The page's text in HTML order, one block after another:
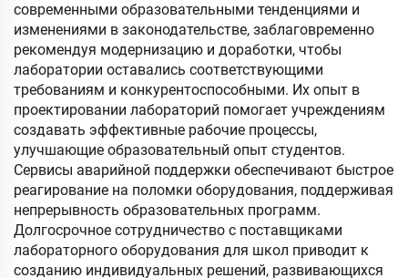
современными образовательными тенденциями и
изменениями в законодательстве, заблаговременно
рекомендуя модернизацию и доработки, чтобы
лаборатории оставались соответствующими
требованиям и конкурентоспособными. Их опыт в
проектировании лабораторий помогает учреждениям
создавать эффективные рабочие процессы,
улучшающие образовательный опыт студентов.
Сервисы аварийной поддержки обеспечивают быстрое
реагирование на поломки оборудования, поддерживая
непрерывность образовательных программ.
Долгосрочное сотрудничество с поставщиками
лабораторного оборудования для школ приводит к
созданию индивидуальных решений, развивающихся